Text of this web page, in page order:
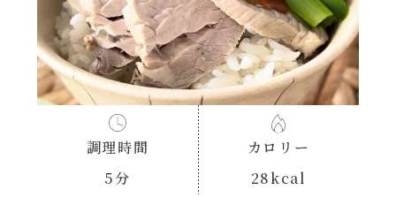
お弁当
お祝い
おつまみ/おやつ
あえるハコネーゼペペロンチーノ
あえるハコネーゼたらこクリーム
シャンタンシリーズ
シャンタン粉末
調理時間
5分
カロリー
28kcal